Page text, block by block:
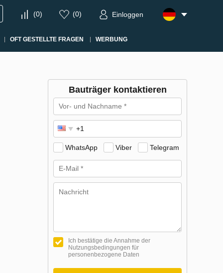
(0) (0) Einloggen
OFT GESTELLTE FRAGEN WERBUNG
Bauträger kontaktieren
WhatsApp Viber Telegram
Ich bestätige die Annahme der
Nutzungsbedingungen für
personenbezogene Daten